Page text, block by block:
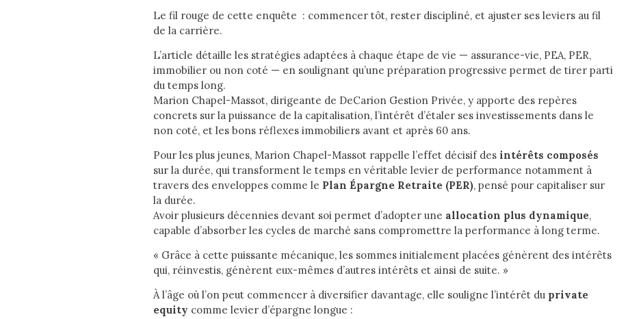
Le fil rouge de cette enquête : commencer tôt, rester discipliné, et ajuster ses leviers au fil
de la carrière.
L’article détaille les stratégies adaptées à chaque étape de vie — assurance-vie, PEA, PER,
immobilier ou non coté — en soulignant qu’une préparation progressive permet de tirer parti
du temps long.
Marion Chapel-Massot, dirigeante de DeCarion Gestion Privée, y apporte des repères
concrets sur la puissance de la capitalisation, l’intérêt d’étaler ses investissements dans le
non coté, et les bons réflexes immobiliers avant et après 60 ans.
Pour les plus jeunes, Marion Chapel-Massot rappelle l’effet décisif des intérêts composés
sur la durée, qui transforment le temps en véritable levier de performance notamment à
travers des enveloppes comme le Plan Épargne Retraite (PER), pensé pour capitaliser sur
la durée.
Avoir plusieurs décennies devant soi permet d’adopter une allocation plus dynamique,
capable d’absorber les cycles de marché sans compromettre la performance à long terme.
« Grâce à cette puissante mécanique, les sommes initialement placées génèrent des intérêts
qui, réinvestis, génèrent eux-mêmes d’autres intérêts et ainsi de suite. »
À l’âge où l’on peut commencer à diversifier davantage, elle souligne l’intérêt du private
equity comme levier d’épargne longue :